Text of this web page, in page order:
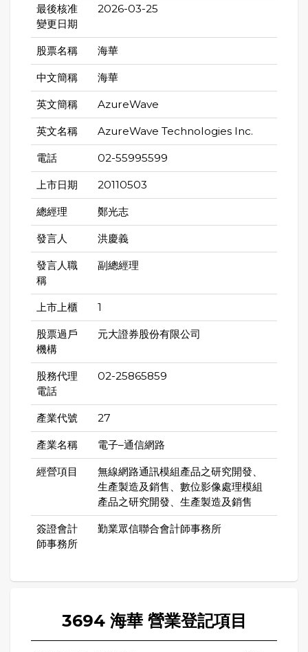
最後核准
變更日期
2026-03-25
股票名稱 海華
中文簡稱 海華
英文簡稱 AzureWave
英文名稱 AzureWave Technologies Inc.
電話 02-55995599
上市日期 20110503
總經理 鄭光志
發言人 洪慶義
發言人職
稱
副總經理
上市上櫃 1
股票過戶
機構
元大證券股份有限公司
股務代理
電話
02-25865859
產業代號 27
產業名稱 電子–通信網路
經營項目
無線網路通訊模組產品之研究開發、
生產製造及銷售、數位影像處理模組
產品之研究開發、生產製造及銷售
簽證會計
師事務所
勤業眾信聯合會計師事務所
3694 海華 營業登記項目